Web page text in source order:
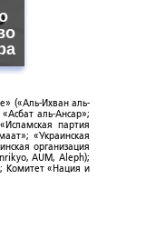
(«Аль-Ихван аль-
аль-Ансар»;
партия
«Украинская
организация
AUM, Aleph);
Комитет «Нация и